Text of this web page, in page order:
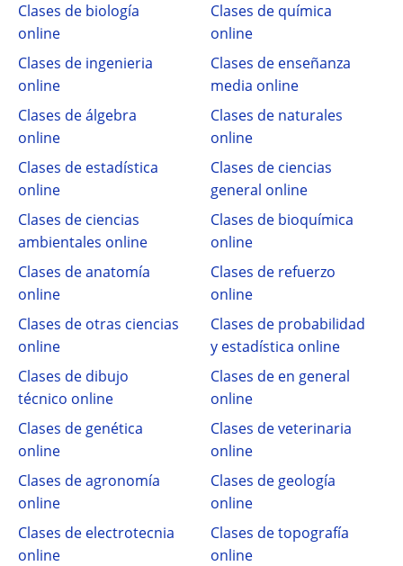
Clases de biología
online
Clases de química
online
Clases de ingenieria
online
Clases de enseñanza
media online
Clases de álgebra
online
Clases de naturales
online
Clases de estadística
online
Clases de ciencias
general online
Clases de ciencias
ambientales online
Clases de bioquímica
online
Clases de anatomía
online
Clases de refuerzo
online
Clases de otras ciencias
online
Clases de probabilidad
y estadística online
Clases de dibujo
técnico online
Clases de en general
online
Clases de genética
online
Clases de veterinaria
online
Clases de agronomía
online
Clases de geología
online
Clases de electrotecnia
online
Clases de topografía
online